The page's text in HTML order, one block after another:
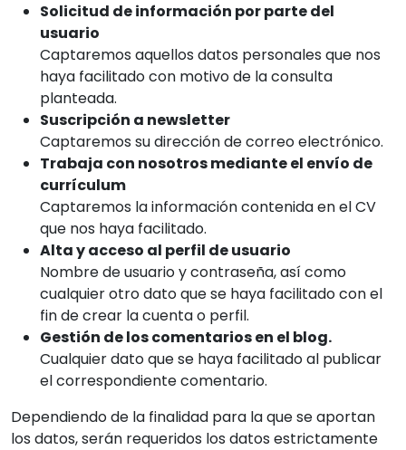
Solicitud de información por parte del
usuario
Captaremos aquellos datos personales que nos
haya facilitado con motivo de la consulta
planteada.
Suscripción a newsletter
Captaremos su dirección de correo electrónico.
Trabaja con nosotros mediante el envío de
currículum
Captaremos la información contenida en el CV
que nos haya facilitado.
Alta y acceso al perfil de usuario
Nombre de usuario y contraseña, así como
cualquier otro dato que se haya facilitado con el
fin de crear la cuenta o perfil.
Gestión de los comentarios en el blog.
Cualquier dato que se haya facilitado al publicar
el correspondiente comentario.
Dependiendo de la finalidad para la que se aportan
los datos, serán requeridos los datos estrictamente